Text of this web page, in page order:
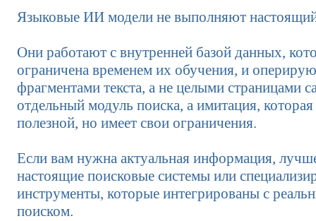
Языковые ИИ модели не выполняют
Они работают с внутренней базой данных,
ограничена временем их обучения, и
фрагментами текста, а не целыми страницами
отдельный модуль поиска, а имитация,
полезной, но имеет свои ограничения.
Если вам нужна актуальная информация,
настоящие поисковые системы или
инструменты, которые интегрированы с
поиском.